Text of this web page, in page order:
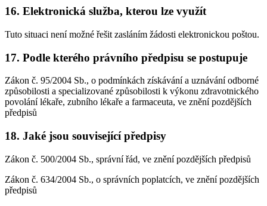
16. Elektronická služba, kterou lze využít
Tuto situaci není možné řešit zasláním žádosti elektronickou poštou.
17. Podle kterého právního předpisu se postupuje
Zákon č. 95/2004 Sb., o podmínkách získávání a uznávání odborné
způsobilosti a specializované způsobilosti k výkonu zdravotnického
povolání lékaře, zubního lékaře a farmaceuta, ve znění pozdějších
předpisů
18. Jaké jsou související předpisy
Zákon č. 500/2004 Sb., správní řád, ve znění pozdějších předpisů
Zákon č. 634/2004 Sb., o správních poplatcích, ve znění pozdějších
předpisů